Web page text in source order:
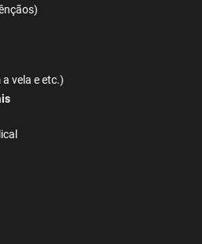
vela e etc.)